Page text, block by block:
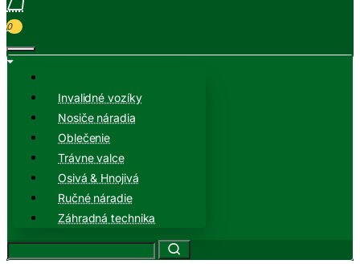
0
Invalidné vozíky
Nosiče náradia
Oblečenie
Trávne valce
Osivá & Hnojivá
Ručné náradie
Záhradná technika